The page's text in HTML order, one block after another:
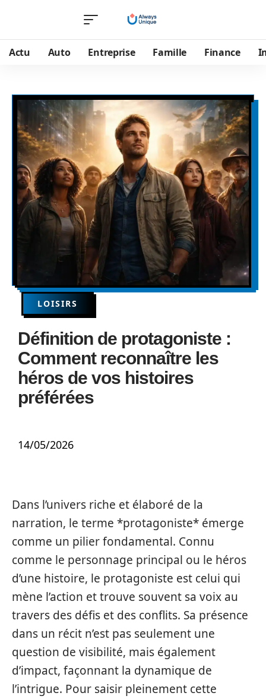
Actu Auto Entreprise Famille Finance
LOISIRS
Définition de protagoniste :
Comment reconnaître les
héros de vos histoires
préférées
14/05/2026
Dans l’univers riche et élaboré de la
narration, le terme *protagoniste* émerge
comme un pilier fondamental. Connu
comme le personnage principal ou le héros
d’une histoire, le protagoniste est celui qui
mène l’action et trouve souvent sa voix au
travers des défis et des conflits. Sa présence
dans un récit n’est pas seulement une
question de visibilité, mais également
d’impact, façonnant la dynamique de
l’intrigue. Pour saisir pleinement cette